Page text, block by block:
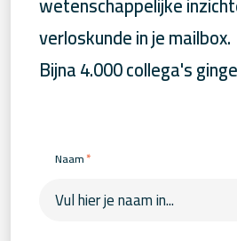
verloskunde in je mailbox.
Bijna 4.000 collega's
Naam*